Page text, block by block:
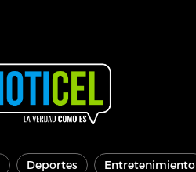
Deportes Entretenimiento